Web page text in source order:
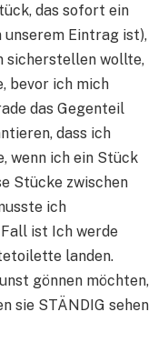
das sofort ein
unserem Eintrag ist),
sicherstellen wollte,
bevor ich mich
das Gegenteil
dass ich
wenn ich ein Stück
Stücke zwischen
ich
ist Ich werde
landen.
gönnen möchten,
sie STÄNDIG sehen